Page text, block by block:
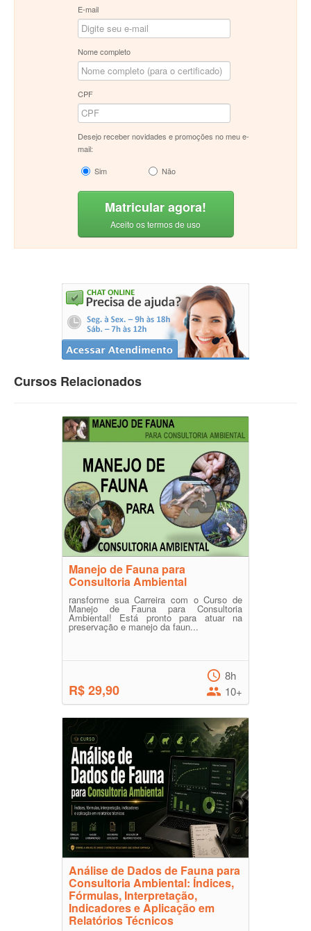
E-mail
Nome completo
CPF
Desejo receber novidades e promoções no meu e-
mail:
Sim
Não
Matricular agora!
Aceito os termos de uso
Cursos Relacionados
Manejo de Fauna para
Consultoria Ambiental
ransforme sua Carreira com o Curso de
Manejo de Fauna para Consultoria
Ambiental! Está pronto para atuar na
preservação e manejo da faun...
R$ 29,90
8h
10+
Análise de Dados de Fauna para
Consultoria Ambiental: Índices,
Fórmulas, Interpretação,
Indicadores e Aplicação em
Relatórios Técnicos